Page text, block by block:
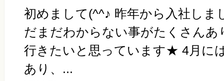
初めまして(^^♪ 昨年から入社しま
だまだわからない事がたくさんあ
行きたいと思っています★ 4月に
あり、...